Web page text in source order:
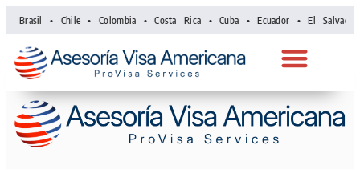
• Chile • Colombia • Costa Rica • Cuba • Ecuador • El Salvador